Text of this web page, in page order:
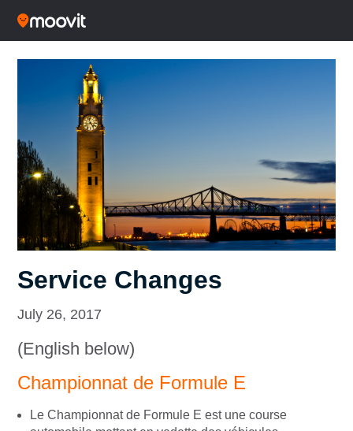
Service Changes
July 26, 2017
(English below)
Championnat de Formule E
Le Championnat de Formule E est une course